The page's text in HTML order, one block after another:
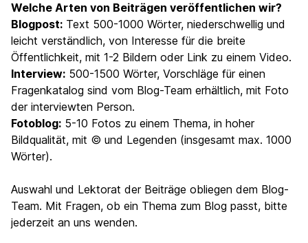
Welche Arten von Beiträgen veröffentlichen wir?
Blogpost: Text 500-1000 Wörter, niederschwellig und
leicht verständlich, von Interesse für die breite
Öffentlichkeit, mit 1-2 Bildern oder Link zu einem Video.
Interview: 500-1500 Wörter, Vorschläge für einen
Fragenkatalog sind vom Blog-Team erhältlich, mit Foto
der interviewten Person.
Fotoblog: 5-10 Fotos zu einem Thema, in hoher
Bildqualität, mit © und Legenden (insgesamt max. 1000
Wörter).
Auswahl und Lektorat der Beiträge obliegen dem Blog-
Team. Mit Fragen, ob ein Thema zum Blog passt, bitte
jederzeit an uns wenden.